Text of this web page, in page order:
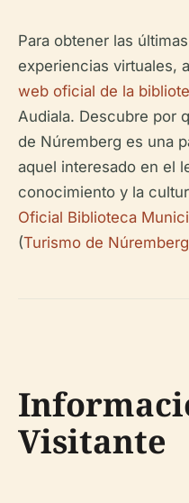
Para obtener las
experiencias virtuales,
web oficial de la
Audiala. Descubre por
de Núremberg es una
aquel interesado en el
conocimiento y la
Oficial Biblioteca
(Turismo de Núremberg
Visitante